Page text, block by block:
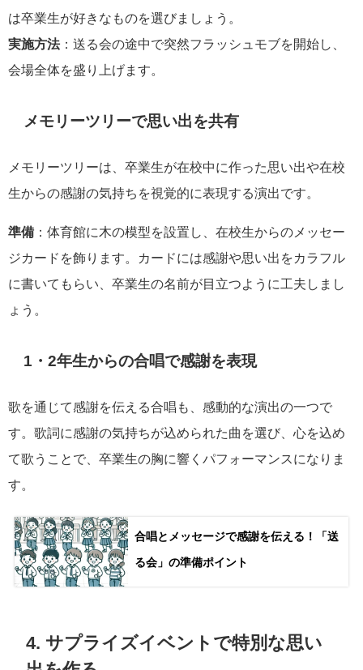
は卒業生が好きなものを選びましょう。
実施方法：送る会の途中で突然フラッシュモブを開始し、
会場全体を盛り上げます。
メモリーツリーで思い出を共有
メモリーツリーは、卒業生が在校中に作った思い出や在校
生からの感謝の気持ちを視覚的に表現する演出です。
準備 ：体育館に木の模型を設置し、在校生からのメッセー
ジカードを飾ります。カードには感謝や思い出をカラフル
に書いてもらい、卒業生の名前が目立つように工夫しまし
ょう。
1・2年生からの合唱で感謝を表現
歌を通じて感謝を伝える合唱も、感動的な演出の一つで
す。歌詞に感謝の気持ちが込められた曲を選び、心を込め
て歌うことで、卒業生の胸に響くパフォーマンスになりま
す。
合唱とメッセージで感謝を伝える！「送
る会」の準備ポイント
4. サプライズイベントで特別な思い